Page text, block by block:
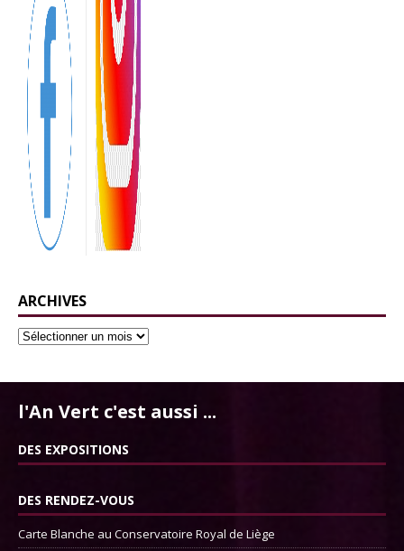
ARCHIVES
l'An Vert c'est aussi ...
DES EXPOSITIONS
DES RENDEZ-VOUS
Carte Blanche au Conservatoire Royal de Liège